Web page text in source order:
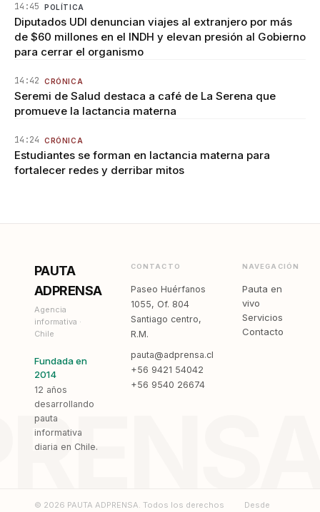
14:45 POLÍTICA
Diputados UDI denuncian viajes al extranjero por más
de $60 millones en el INDH y elevan presión al Gobierno
para cerrar el organismo
14:42 CRÓNICA
Seremi de Salud destaca a café de La Serena que
promueve la lactancia materna
14:24 CRÓNICA
Estudiantes se forman en lactancia materna para
fortalecer redes y derribar mitos
PAUTA
ADPRENSA
Agencia
informativa ·
Chile
Fundada en
2014
12 años
desarrollando
pauta
informativa
diaria en Chile.
CONTACTO
Paseo Huérfanos
1055, Of. 804
Santiago centro,
R.M.
pauta@adprensa.cl
+56 9421 54042
+56 9540 26674
NAVEGACIÓN
Pauta en
vivo
Servicios
Contacto
© 2026 PAUTA ADPRENSA. Todos los derechos
Desde